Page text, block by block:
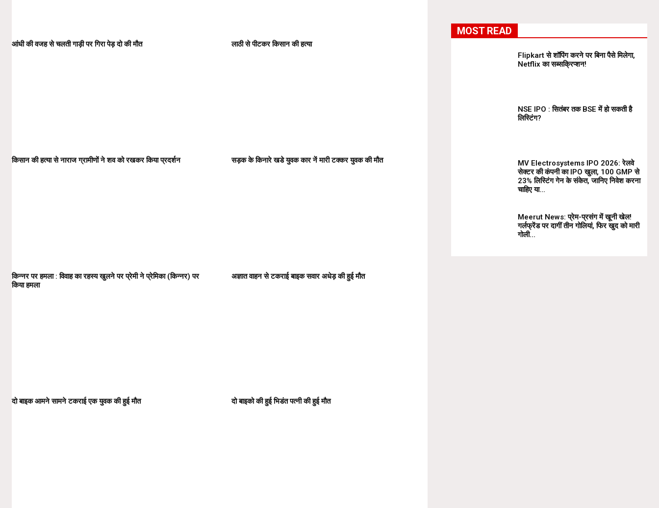
आंधी की वजह से चलती गाड़ी पर गिरा पेड़ दो की मौत लाठी से पीटकर किसान की हत्या
किसान की हत्या से नाराज ग्रामीणों ने शव को रखकर किया प्रदर्शन सड़क के किनारे खडे युवक कार नें मारी टक्कर युवक की मौत
किन्नर पर हमला : विवाह का रहस्य खुलने पर प्रेमी ने प्रेमिका (किन्नर) पर
किया हमला
अज्ञात वाहन से टकराई बाइक सवार अधेड़ की हुई मौत
दो बाइक आमने सामने टकराई एक युवक की हुई मौत दो बाइको की हुई भिडंत पत्नी की हुई मौत
MOST READ
Flipkart से शॉपिंग करने पर बिना पैसे मिलेगा,
Netflix का सब्सक्रिप्शन!
NSE IPO : सितंबर तक BSE में हो सकती है
लिस्टिंग?
MV Electrosystems IPO 2026: रेलवे
सेक्टर की कंपनी का IPO खुला, ₹100 GMP से
23% लिस्टिंग गेन के संकेत, जानिए निवेश करना
चाहिए या...
Meerut News: प्रेम-प्रसंग में खूनी खेल!
गर्लफ्रेंड पर दागीं तीन गोलियां, फिर खुद को मारी
गोली…